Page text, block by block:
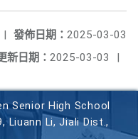
發佈日期： 2025-03-03
|
新日期： 2025-03-03 |
Senior High School
Liuann Li, Jiali Dist.,